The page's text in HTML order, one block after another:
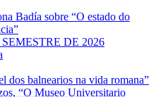
Badía sobre “O estado do
DE 2026
dos balnearios na vida romana”
“O Museo Universitario